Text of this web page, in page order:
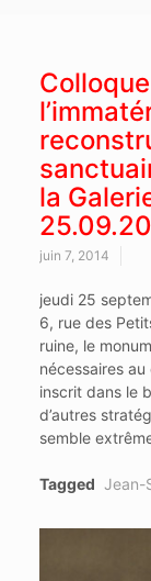
la
juin 7, 2014
jeudi 25
6, rue des
ruine, le
nécessaires au
inscrit dans le
d’autres
semble
Tagged Jean-